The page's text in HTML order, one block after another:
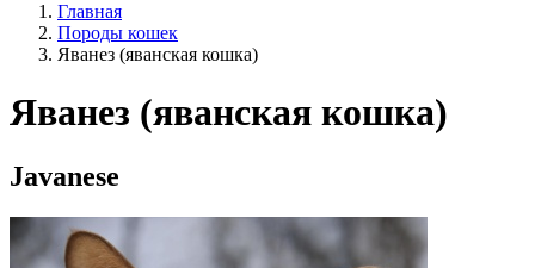
Главная
Породы кошек
Яванез (яванская кошка)
Яванез (яванская кошка)
Javanese